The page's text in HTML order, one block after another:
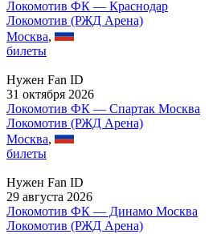
Локомотив ФК — Краснодар
Локомотив (РЖД Арена)
Москва,
билеты
Нужен Fan ID
31 октября 2026
Локомотив ФК — Спартак Москва
Локомотив (РЖД Арена)
Москва,
билеты
Нужен Fan ID
29 августа 2026
Локомотив ФК — Динамо Москва
Локомотив (РЖД Арена)